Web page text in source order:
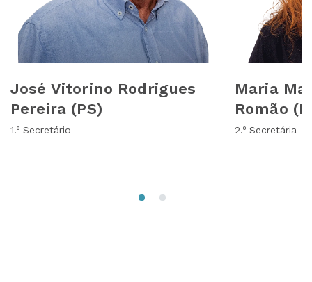
José Vitorino Rodrigues
Pereira (PS)
1.º Secretário
Maria
Romão
2.º Secretária